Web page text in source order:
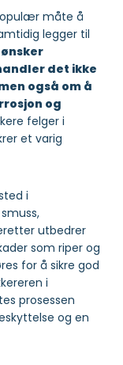
måte å
legger til
det ikke
også om å
og
felger i
et varig
i
utbedrer
som riper og
for å sikre god
i
prosessen
og en